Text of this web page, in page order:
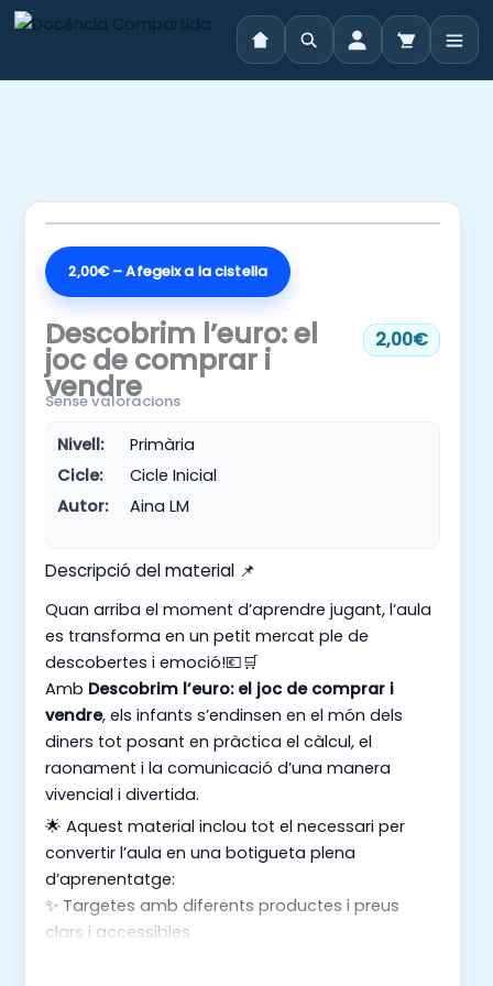
2,00€ – Afegeix a la cistella
Descobrim l’euro: el
joc de comprar i
vendre
2,00€
Sense valoracions
Nivell:
Primària
Cicle:
Cicle Inicial
Autor:
Aina LM
Descripció del material 📌
Quan arriba el moment d’aprendre jugant, l’aula
es transforma en un petit mercat ple de
descobertes i emoció!💶🛒
Amb Descobrim l’euro: el joc de comprar i
vendre, els infants s’endinsen en el món dels
diners tot posant en pràctica el càlcul, el
raonament i la comunicació d’una manera
vivencial i divertida.
🌟 Aquest material inclou tot el necessari per
convertir l’aula en una botigueta plena
d’aprenentatge:
✨ Targetes amb diferents productes i preus
clars i accessibles